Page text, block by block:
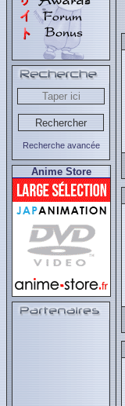
Recherche avancée
Anime Store